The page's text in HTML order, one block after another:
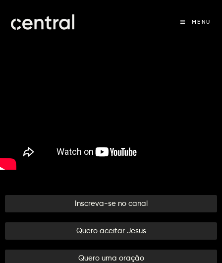
MENU
Inscreva-se no canal
Quero aceitar Jesus
Quero uma oração